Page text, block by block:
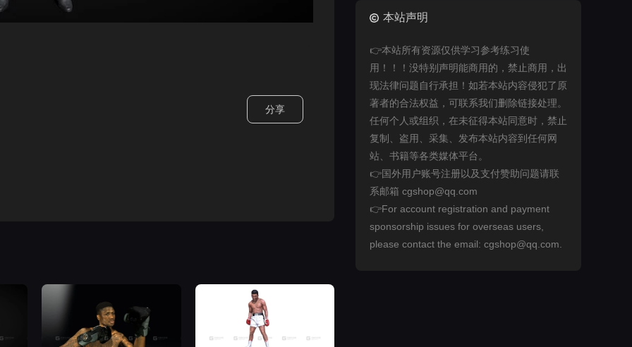
分享
本站声明
👉本站所有资源仅供学习参考练习使
用！！！没特别声明能商用的，禁止商用，出
现法律问题自行承担！如若本站内容侵犯了原
著者的合法权益，可联系我们删除链接处理。
任何个人或组织，在未征得本站同意时，禁止
复制、盗用、采集、发布本站内容到任何网
站、书籍等各类媒体平台。
👉国外用户账号注册以及支付赞助问题请联
系邮箱 cgshop@qq.com
👉For account registration and payment
sponsorship issues for overseas users,
please contact the email: cgshop@qq.com.